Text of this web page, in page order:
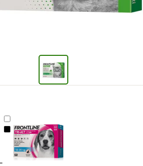
on per gatti e furetti
Frontline Tri-Act soluzione spot-on cani